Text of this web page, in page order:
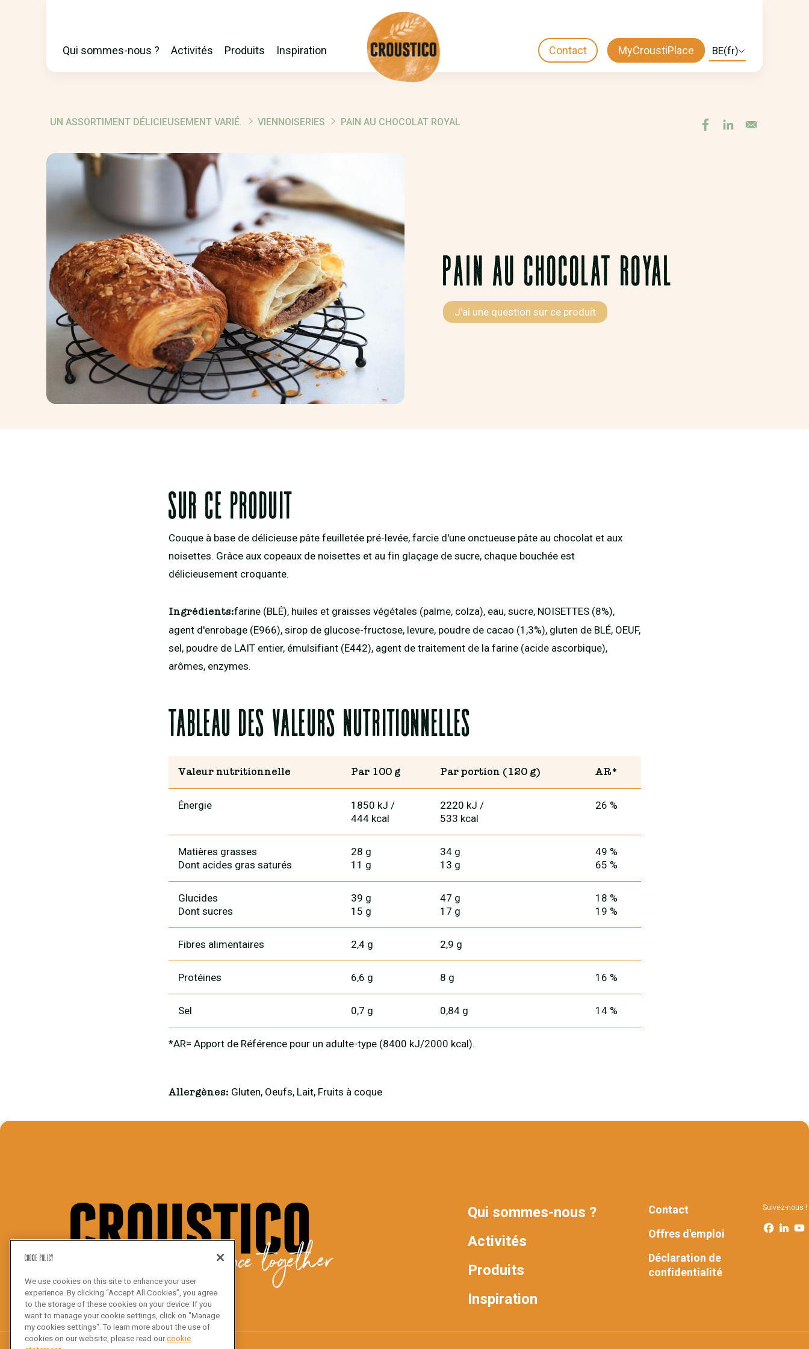
MAIN
NAVIGATION
Qui sommes-nous ? Activités Produits Inspiration
CTA
Contact MyCroustiPlace
Select
FIL
D'ARIANE
UN ASSORTIMENT DÉLICIEUSEMENT VARIÉ. VIENNOISERIES PAIN AU CHOCOLAT ROYAL
PAIN AU CHOCOLAT ROYAL
J'ai une question sur ce produit
Sur ce produit
Couque à base de délicieuse pâte feuilletée pré-levée, farcie d'une onctueuse pâte au chocolat et aux
noisettes. Grâce aux copeaux de noisettes et au fin glaçage de sucre, chaque bouchée est
délicieusement croquante.
Ingrédients:farine (BLÉ), huiles et graisses végétales (palme, colza), eau, sucre, NOISETTES (8%),
agent d'enrobage (E966), sirop de glucose-fructose, levure, poudre de cacao (1,3%), gluten de BLÉ, OEUF,
sel, poudre de LAIT entier, émulsifiant (E442), agent de traitement de la farine (acide ascorbique),
arômes, enzymes.
Tableau des valeurs nutritionnelles
Valeur nutritionnelle Par 100 g Par portion (120 g) AR*
Énergie 1850 kJ /
444 kcal
2220 kJ /
533 kcal
26 %
Matières grasses 28 g 34 g
49 %
Dont acides gras saturés
11 g 13 g 65 %
Glucides 39 g 47 g
18 %
Dont sucres
15 g 17 g 19 %
Fibres alimentaires 2,4 g 2,9 g
Protéines 6,6 g 8 g 16 %
Sel 0,7 g 0,84 g 14 %
*AR= Apport de Référence pour un adulte-type (8400 kJ/2000 kcal).
Allergènes: Gluten, Oeufs, Lait, Fruits à coque
We bake the difference together
MAIN
NAV
Qui sommes-nous ?
Activités
Produits
Inspiration
FOOTER
Contact
Offres d'emploi
Déclaration de
confidentialité
Suivez-nous !
Cookie Policy
We use cookies on this site to enhance your user
experience. By clicking “Accept All Cookies”, you agree
to the storage of these cookies on your device. If you
want to manage your cookie settings, click on "Manage
my cookies settings". To learn more about the use of
cookies on our website, please read ourcookie